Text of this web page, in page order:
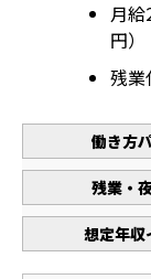
月
円）
残業
働き方
残業・
想定年収